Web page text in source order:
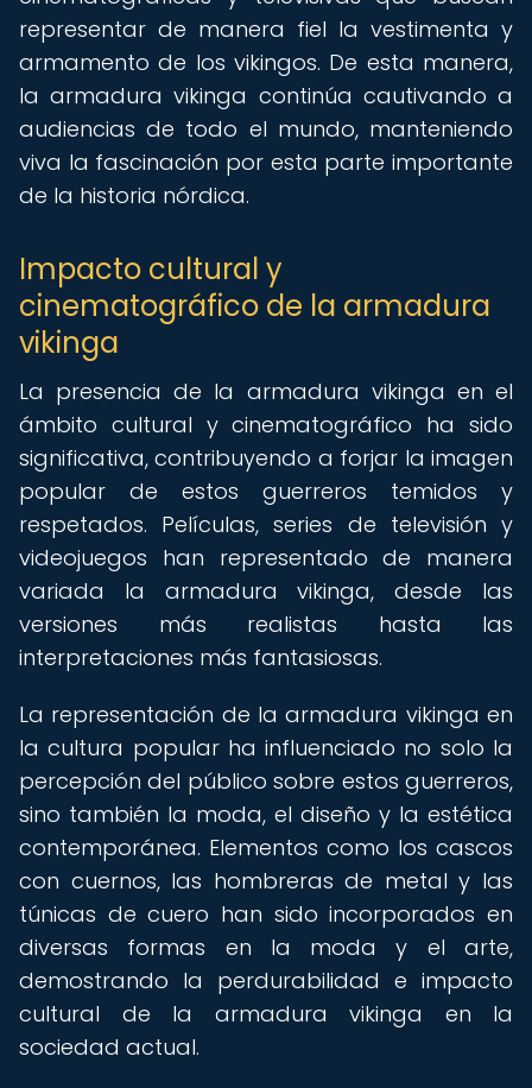
representar de manera fiel la vestimenta y
armamento de los vikingos. De esta manera,
la armadura vikinga continúa cautivando a
audiencias de todo el mundo, manteniendo
viva la fascinación por esta parte importante
de la historia nórdica.
Impacto cultural y
cinematográfico de la armadura
vikinga
La presencia de la armadura vikinga en el
ámbito cultural y cinematográfico ha sido
significativa, contribuyendo a forjar la imagen
popular de estos guerreros temidos y
respetados. Películas, series de televisión y
videojuegos han representado de manera
variada la armadura vikinga, desde las
versiones más realistas hasta las
interpretaciones más fantasiosas.
La representación de la armadura vikinga en
la cultura popular ha influenciado no solo la
percepción del público sobre estos guerreros,
sino también la moda, el diseño y la estética
contemporánea. Elementos como los cascos
con cuernos, las hombreras de metal y las
túnicas de cuero han sido incorporados en
diversas formas en la moda y el arte,
demostrando la perdurabilidad e impacto
cultural de la armadura vikinga en la
sociedad actual.